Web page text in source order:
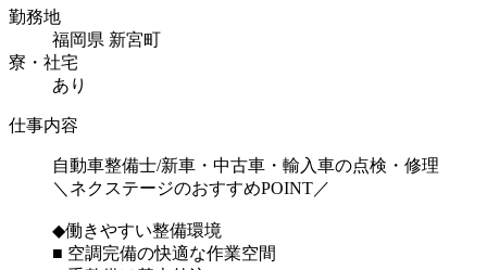
勤務地
福岡県 新宮町
寮・社宅
あり
仕事内容
自動車整備士/新車・中古車・輸入車の点検・修理
＼ネクステージのおすすめPOINT／
◆働きやすい整備環境
■ 空調完備の快適な作業空間